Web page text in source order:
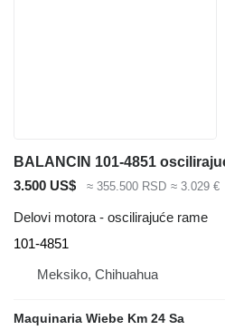
3.500 US$ ≈ 355.500 RSD ≈ 3.029 €
Delovi motora - oscilirajuće rame
101-4851
Meksiko, Chihuahua
Maquinaria Wiebe Km 24 Sa